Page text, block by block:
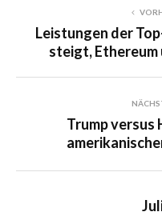
Leistungen der
steigt,
Trump versus